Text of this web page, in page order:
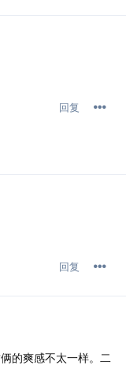
回复
回复
的爽感不太一样。二